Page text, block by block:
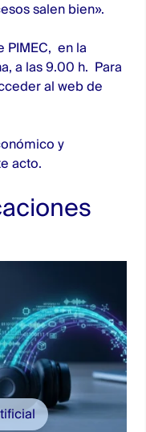
salen bien».
PIMEC, en la
a las 9.00 h. Para
al web de
y
acto.